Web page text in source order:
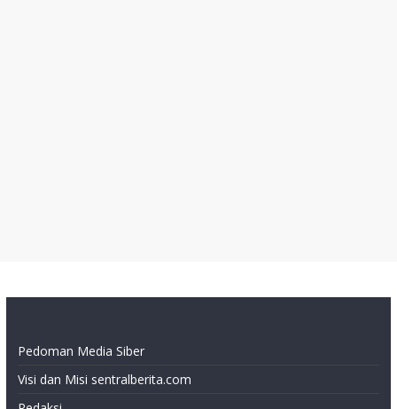
Pedoman Media Siber
Visi dan Misi sentralberita.com